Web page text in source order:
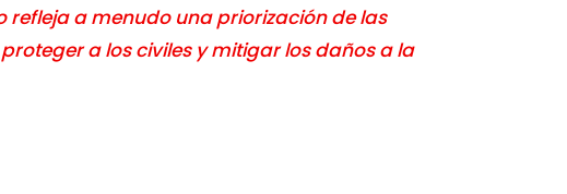
refleja a menudo una priorización de las
a los civiles y mitigar los daños a la